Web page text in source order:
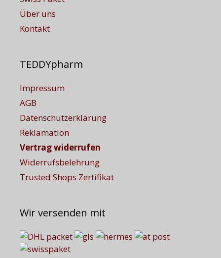
Über uns
Kontakt
TEDDYpharm
Impressum
AGB
Datenschutzerklärung
Reklamation
Vertrag widerrufen
Widerrufsbelehrung
Trusted Shops Zertifikat
Wir versenden mit